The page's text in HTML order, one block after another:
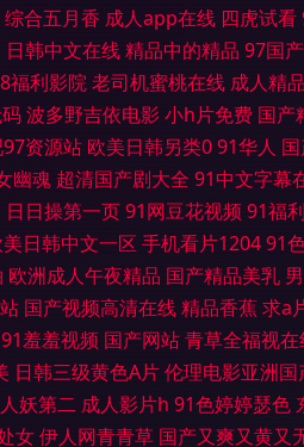
三级 欧美色图1 色色国产传媒 性爱WWW
乱子伦 美女18禁网站 日本不卡A片 天天
香蕉福利社 久草福利资源站 免费观看91
人网站 日本私人影院 ts伪娘 国产精品黄
美A片大香蕉 91n成人网站 另类综合欧洲
区 91福利网站导航 97超碰论坛 成人A级
三区 青青草肏屄视频 亚州成人在线 影音
洲免费成人电影 一本道色逼 91精东传媒
综合五月香 成人app在线 四虎试看
日韩中文在线精品中的精品 97国
福利影院老司机蜜桃在线 成人精
波多野吉依电影小h片免费 国产
资源站 欧美日韩另类091华人
幽魂 超清国产剧大全 91中文字幕
日日操第一页91网豆花视频 91福
日韩中文一区 手机看片120491
欧洲成人午夜精品 国产精品美乳
国产视频高清在线精品香蕉求a
91羞羞视频 国产网站青草全福视在
日韩三级黄色A片伦理电影亚洲国
妖第二 成人影片h 91色婷婷瑟色
女伊人网青青草 国产又爽又黄又